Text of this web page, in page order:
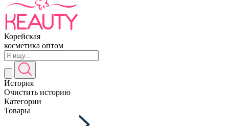
Корейская
косметика оптом
История
Очистить историю
Категории
Товары